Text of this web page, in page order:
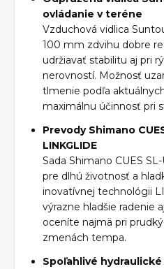
ovládanie v teréne
Vzduchová vidlica
100 mm zdvihu dobre
udržiavať stabilitu aj pri
nerovností. Možnosť
tlmenie podľa
maximálnu účinnosť pri
Prevody Shimano
LINKGLIDE
Sada Shimano CUES
pre dlhú životnosť a
inovatívnej technológii
výrazne hladšie radenie
oceníte najmä pri
zmenách tempa.
Spoľahlivé